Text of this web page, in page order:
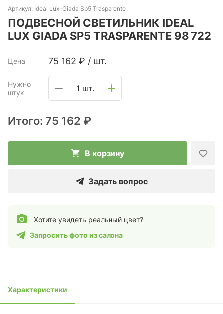
Артикул: Ideal Lux-Giada Sp5 Trasparente
ПОДВЕСНОЙ СВЕТИЛЬНИК IDEAL
LUX GIADA SP5 TRASPARENTE 98 722
Цена 75 162 ₽ / шт.
Нужно
штук
1 шт.
Итого: 75 162 ₽
В корзину
Задать вопрос
Хотите увидеть реальный цвет?
Запросить фото из салона
Характеристики